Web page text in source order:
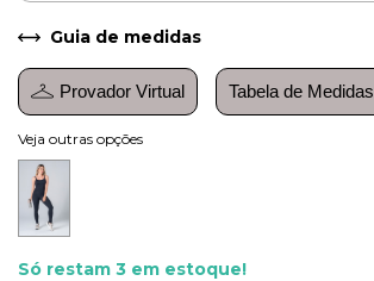
Guia de medidas
Provador Virtual Tabela de Medidas
Veja outras opções
Só restam 3 em estoque!